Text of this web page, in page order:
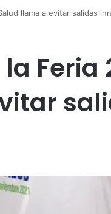
llama a evitar salidas
Feria